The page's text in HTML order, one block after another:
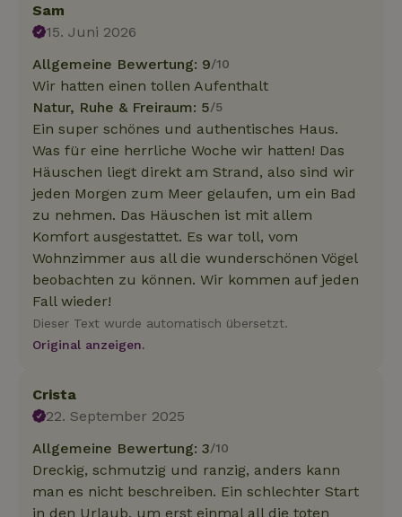
Sam
15. Juni 2026
Allgemeine Bewertung: 9/10
Wir hatten einen tollen Aufenthalt
Natur, Ruhe & Freiraum: 5/5
Ein super schönes und authentisches Haus.
Was für eine herrliche Woche wir hatten! Das
Häuschen liegt direkt am Strand, also sind wir
jeden Morgen zum Meer gelaufen, um ein Bad
zu nehmen. Das Häuschen ist mit allem
Komfort ausgestattet. Es war toll, vom
Wohnzimmer aus all die wunderschönen Vögel
beobachten zu können. Wir kommen auf jeden
Fall wieder!
Dieser Text wurde automatisch übersetzt.
Original anzeigen.
Crista
22. September 2025
Allgemeine Bewertung: 3/10
Dreckig, schmutzig und ranzig, anders kann
man es nicht beschreiben. Ein schlechter Start
in den Urlaub, um erst einmal all die toten